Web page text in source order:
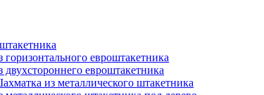
горизонтального евроштакетника
двухстороннего евроштакетника
из металлического штакетника